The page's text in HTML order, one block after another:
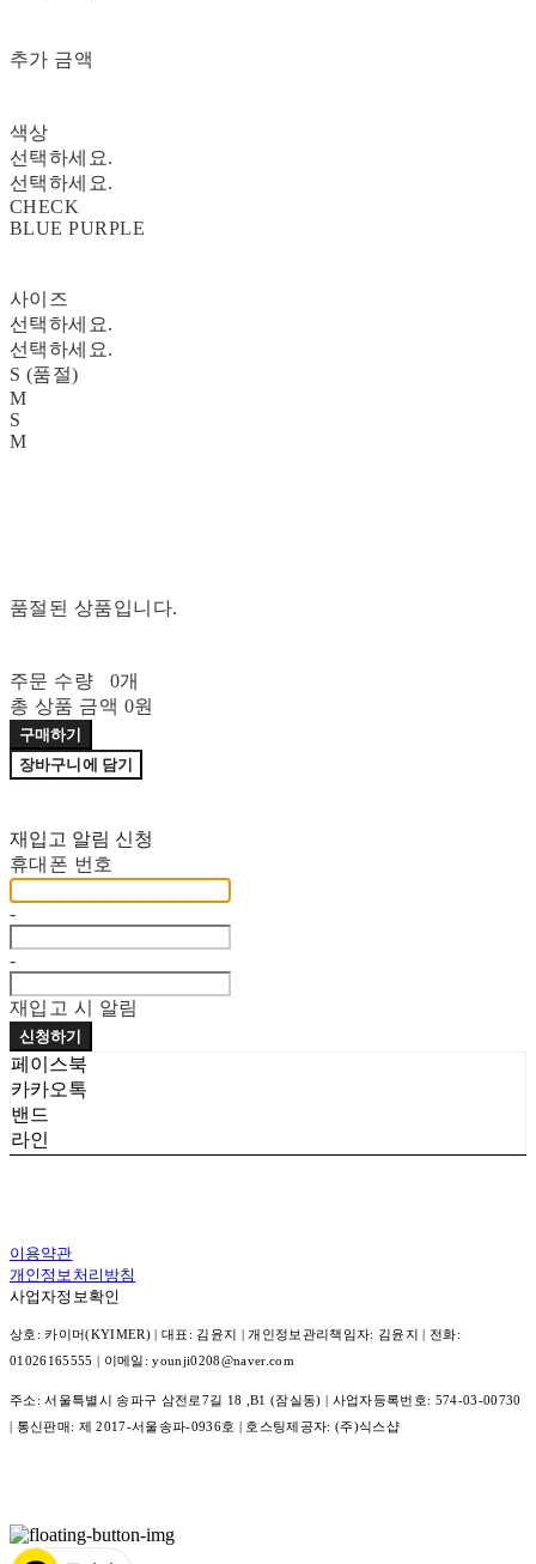
추가 금액
색상
선택하세요.
선택하세요.
CHECK
BLUE PURPLE
사이즈
선택하세요.
선택하세요.
S (품절)
M
S
M
품절된 상품입니다.
주문 수량
0개
총 상품 금액 0원
구매하기
장바구니에 담기
재입고 알림 신청
휴대폰 번호
-
-
재입고 시 알림
신청하기
페이스북
카카오톡
밴드
라인
이용약관
개인정보처리방침
사업자정보확인
상호: 카이머(KYIMER) | 대표: 김윤지 | 개인정보관리책임자: 김윤지 | 전화:
01026165555 | 이메일: younji0208@naver.com
주소: 서울특별시 송파구 삼전로7길 18 ,B1 (잠실동) | 사업자등록번호: 574-03-00730
| 통신판매: 제 2017-서울송파-0936호 | 호스팅제공자: (주)식스샵